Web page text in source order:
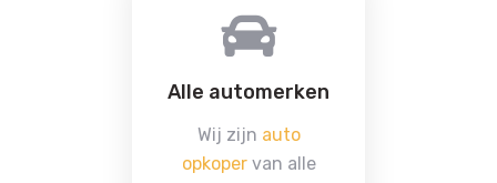
Alle automerken
Wij zijn auto
opkopervan alle